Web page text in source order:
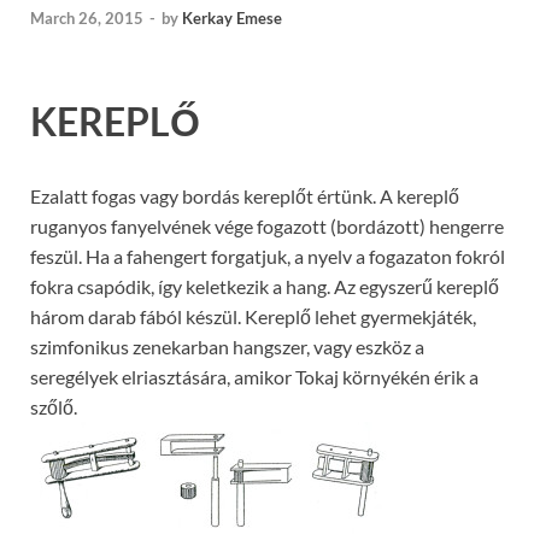
March 26, 2015 - by Kerkay Emese
KEREPLŐ
Ezalatt fogas vagy bordás kereplőt értünk. A kereplő
ruganyos fanyelvének vége fogazott (bordázott) hengerre
feszül. Ha a fahengert forgatjuk, a nyelv a fogazaton fokról
fokra csapódik, így keletkezik a hang. Az egyszerű kereplő
három darab fából készül. Kereplő lehet gyermekjáték,
szimfonikus zenekarban hangszer, vagy eszköz a
seregélyek elriasztására, amikor Tokaj környékén érik a
szőlő.